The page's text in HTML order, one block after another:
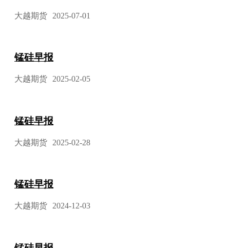
大越期货 2025-07-01
锰硅早报
大越期货 2025-02-05
锰硅早报
大越期货 2025-02-28
锰硅早报
大越期货 2024-12-03